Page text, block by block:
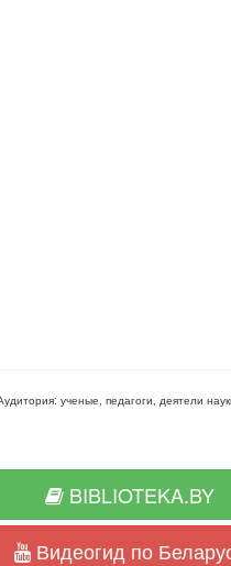
ученые, педагоги, деятели
BIBLIOTEKA.BY
Видеогид по